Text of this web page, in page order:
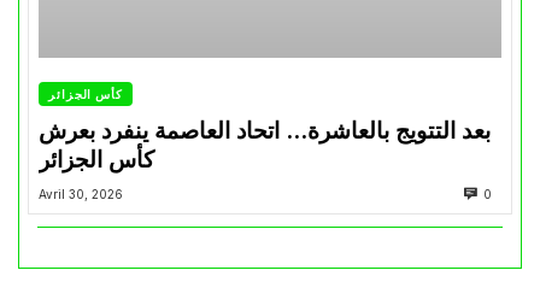
كأس الجزائر
بعد التتويج بالعاشرة… اتحاد العاصمة ينفرد بعرش
كأس الجزائر
Avril 30, 2026 0